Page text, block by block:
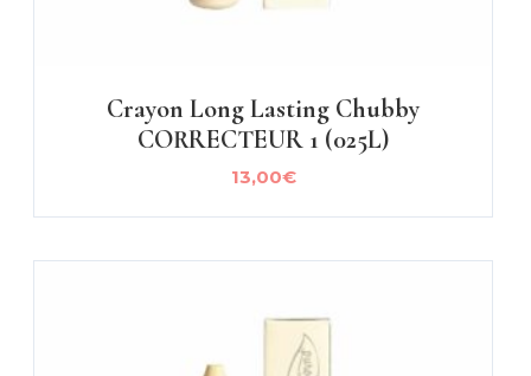
Crayon Long Lasting Chubby
CORRECTEUR 1 (025L)
13,00€